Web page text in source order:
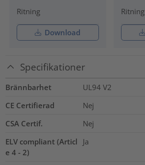
Ritning
Download
Ritning
Specifikationer
Brännbarhet
UL94 V2
CE Certifierad
Nej
CSA Certif.
Nej
ELV compliant (Articl
e 4 - 2)
Ja